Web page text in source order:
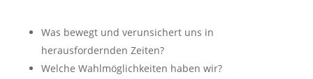
Was bewegt und verunsichert uns in
herausfordernden Zeiten?
Welche Wahlmöglichkeiten haben wir?